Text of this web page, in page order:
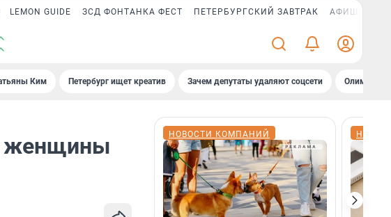
LEMON GUIDE ЗСД ФОНТАНКА ФЕСТ ПЕТЕРБУРГСКИЙ ЗАВТРАК АФИША PLUS
Ким Петербург ищет креатив Зачем депутаты удаляют соцсети
женщины НОВОСТИ КОМПАНИЙ